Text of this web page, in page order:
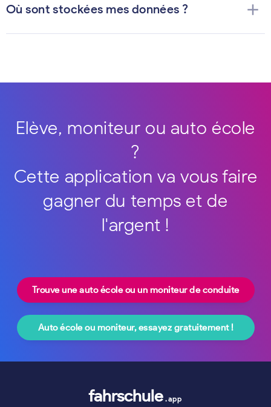
Où sont stockées mes données ? add
Elève, moniteur ou auto école
?
Cette application va vous faire
gagner du temps et de
l'argent !
Trouve une auto école ou un moniteur de conduite
Auto école ou moniteur, essayez gratuitement !
fahrschule .app